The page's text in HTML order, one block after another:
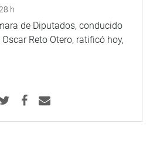
Ley 13415/2025-CR, que propone
de diciembre de cada año como el
h
de Diputados, conducido
Reto Otero, ratificó hoy,